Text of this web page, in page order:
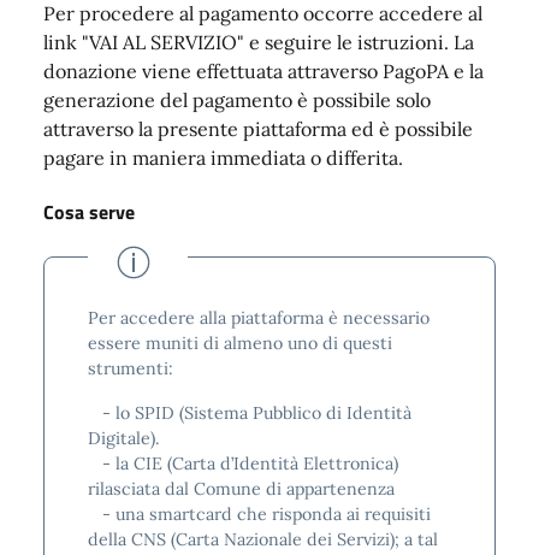
Per procedere al pagamento occorre accedere al
link "VAI AL SERVIZIO" e seguire le istruzioni. La
donazione viene effettuata attraverso PagoPA e la
generazione del pagamento è possibile solo
attraverso la presente piattaforma ed è possibile
pagare in maniera immediata o differita.
Cosa serve
Per accedere alla piattaforma è necessario
essere muniti di almeno uno di questi
strumenti:
- lo SPID (Sistema Pubblico di Identità
Digitale).
- la CIE (Carta d’Identità Elettronica)
rilasciata dal Comune di appartenenza
- una smartcard che risponda ai requisiti
della CNS (Carta Nazionale dei Servizi); a tal